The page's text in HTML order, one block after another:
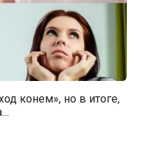
конем», но в итоге,